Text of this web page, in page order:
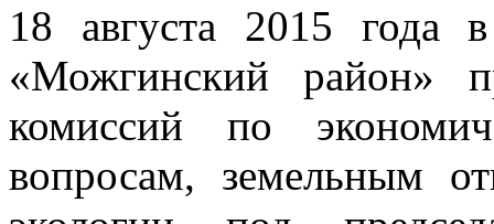
18 августа 2015 года
«Можгинский район»
комиссий по
вопросам, земельным